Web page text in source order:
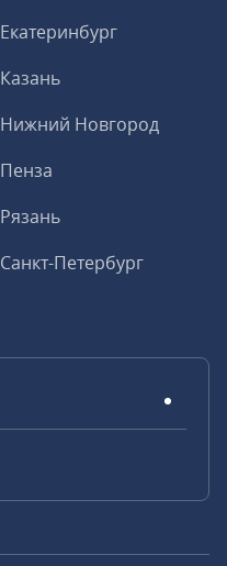
Екатеринбург
Казань
Нижний Новгород
Пенза
Рязань
Санкт-Петербург